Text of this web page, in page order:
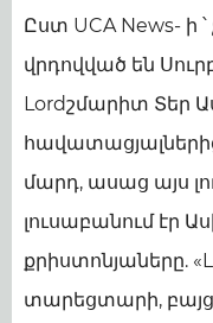
Ըստ UCA News- ի
վրդովված են
Lordշմարիտ Տեր
մարդ, ասաց այս
լուսաբանում էր
քրիստոնյաները.
տարեցտարի, բայց